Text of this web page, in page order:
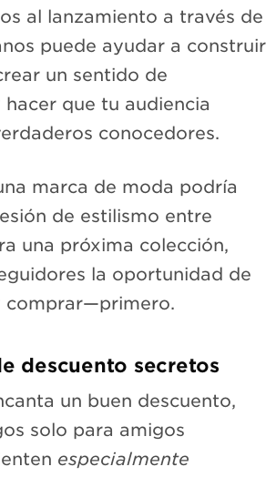
al lanzamiento a través de
puede ayudar a construir
un sentido de
que tu audiencia
conocedores.
marca de moda podría
de estilismo entre
una próxima colección,
la oportunidad de
comprar—primero.
descuento secretos
un buen descuento,
solo para amigos
especialmente